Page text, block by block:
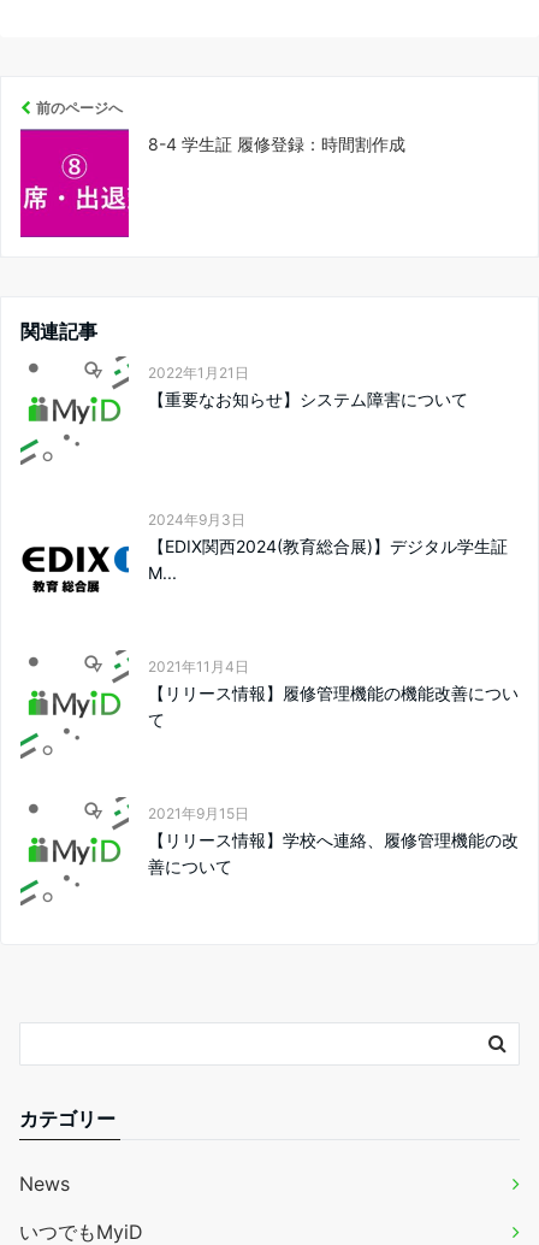
前のページへ
8-4 学生証 履修登録：時間割作成
関連記事
2022年1月21日
【重要なお知らせ】システム障害について
2024年9月3日
【EDIX関西2024(教育総合展)】デジタル学生証
M...
2021年11月4日
【リリース情報】履修管理機能の機能改善につい
て
2021年9月15日
【リリース情報】学校へ連絡、履修管理機能の改
善について
カテゴリー
News
いつでもMyiD